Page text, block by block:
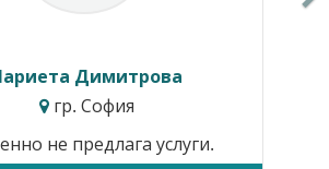
Димитрова
гр. София
не предлага услуги.